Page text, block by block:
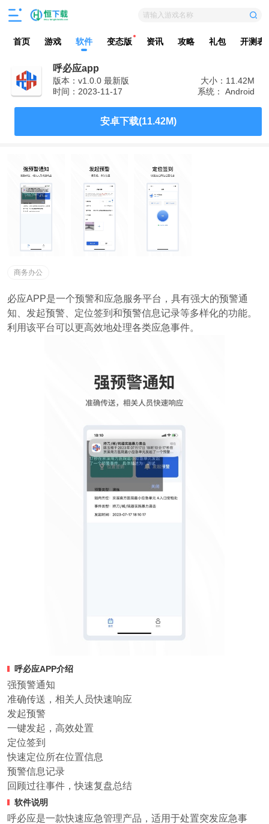
请输入游戏名称
首页 游戏 软件 变态版 资讯 攻略 礼包 开测表
呼必应app
版本：v1.0.0 最新版
大小：11.42M
时间：2023-11-17
系统： Android
安卓下载(11.42M)
商务办公
必应APP是一个预警和应急服务平台，具有强大的预警通
知、发起预警、定位签到和预警信息记录等多样化的功能。
利用该平台可以更高效地处理各类应急事件。
呼必应APP介绍
强预警通知
准确传送，相关人员快速响应
发起预警
一键发起，高效处置
定位签到
快速定位所在位置信息
预警信息记录
回顾过往事件，快速复盘总结
软件说明
呼必应是一款快速应急管理产品，适用于处置突发应急事